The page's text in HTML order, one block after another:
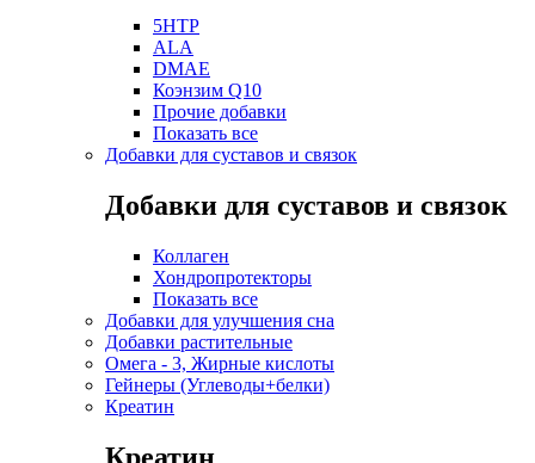
5HTP
ALA
DMAE
Коэнзим Q10
Прочие добавки
Показать все
Добавки для суставов и связок
Добавки для суставов и связок
Коллаген
Хондропротекторы
Показать все
Добавки для улучшения сна
Добавки растительные
Омега - 3, Жирные кислоты
Гейнеры (Углеводы+белки)
Креатин